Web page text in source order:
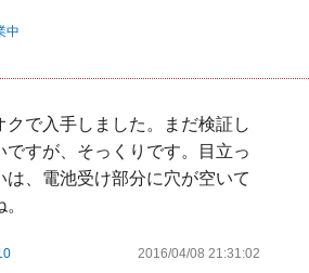
中
クで入手しました。まだ検証し
ですが、そっくりです。目立っ
は、電池受け部分に穴が空いて
2016/04/08 21:31:02